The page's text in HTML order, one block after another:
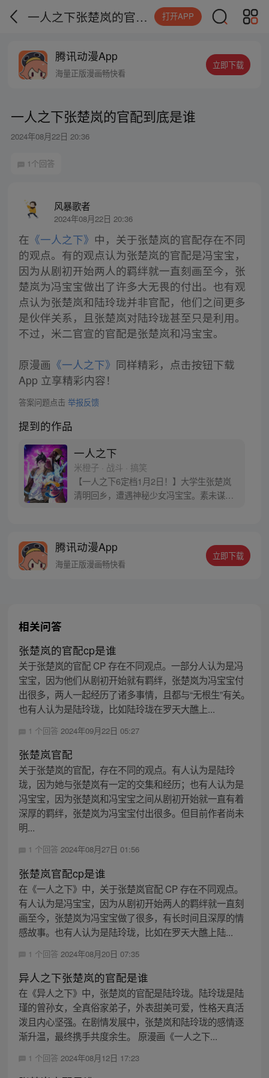
一人之下张楚岚的官配到底是谁 打开APP
腾讯动漫App
海量正版漫画畅快看
立即下载
一人之下张楚岚的官配到底是谁
2024年08月22日 20:36
1个回答
风暴歌者
2024年08月22日 20:36
在 《一人之下》 中，关于张楚岚的官配存在不同
的观点。有的观点认为张楚岚的官配是冯宝宝，
因为从剧初开始两人的羁绊就一直刻画至今，张
楚岚为冯宝宝做出了许多大无畏的付出。也有观
点认为张楚岚和陆玲珑并非官配，他们之间更多
是伙伴关系，且张楚岚对陆玲珑甚至只是利用。
不过，米二官宣的官配是张楚岚和冯宝宝。
原漫画 《一人之下》 同样精彩，点击按钮下载
App 立享精彩内容！
答案问题点击 举报反馈
提到的作品
一人之下
米橙子 · 战斗 · 搞笑
【一人之下6定档1月2日！】大学生张楚岚
清明回乡，遭遇神秘少女冯宝宝。素未谋面
密，张楚岚的生活被彻底颠覆，与冯宝宝一
同踏上“异人”之旅。
腾讯动漫App
海量正版漫画畅快看
立即下载
相关问答
张楚岚的官配cp是谁
关于张楚岚的官配 CP 存在不同观点。一部分人认为是冯
宝宝，因为他们从剧初开始就有羁绊，张楚岚为冯宝宝付
出很多，两人一起经历了诸多事情，且都与“无根生”有关。
也有人认为是陆玲珑，比如陆玲珑在罗天大醮上...
1 个回答 2024年09月22日 05:27
张楚岚官配
关于张楚岚的官配，存在不同的观点。有人认为是陆玲
珑，因为她与张楚岚有一定的交集和经历；也有人认为是
冯宝宝，因为张楚岚和冯宝宝之间从剧初开始就一直有着
深厚的羁绊，张楚岚为冯宝宝付出很多。但目前作者尚未
明...
1 个回答 2024年08月27日 01:56
张楚岚官配cp是谁
在《一人之下》中，关于张楚岚官配 CP 存在不同观点。
有人认为是冯宝宝，因为从剧初开始两人的羁绊就一直刻
画至今，张楚岚为冯宝宝做了很多，有长时间且深厚的情
感故事。也有人认为是陆玲珑，比如在罗天大醮上陆...
1 个回答 2024年08月20日 07:35
异人之下张楚岚的官配是谁
在《异人之下》中，张楚岚的官配是陆玲珑。陆玲珑是陆
瑾的曾孙女，全真俗家弟子，外表甜美可爱，性格天真活
泼且内心坚强。在剧情发展中，张楚岚和陆玲珑的感情逐
渐升温，最终携手共度余生。 原漫画《一人之下...
1 个回答 2024年08月12日 17:23